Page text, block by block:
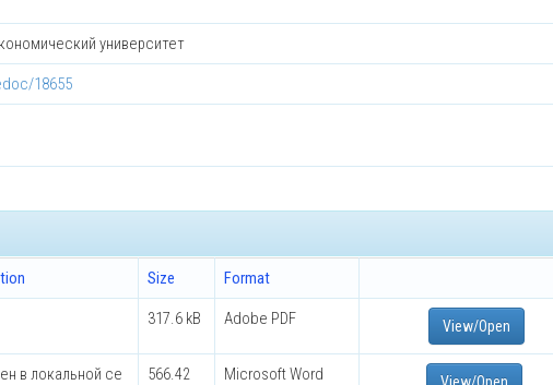
университет
18655
Size Format
317.6 kB Adobe PDF View/Open
в локальной се 566.42 Microsoft Word